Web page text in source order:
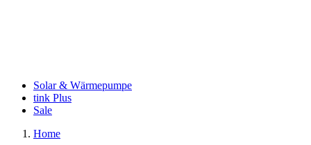
Solar & Wärmepumpe
tink Plus
Sale
Home